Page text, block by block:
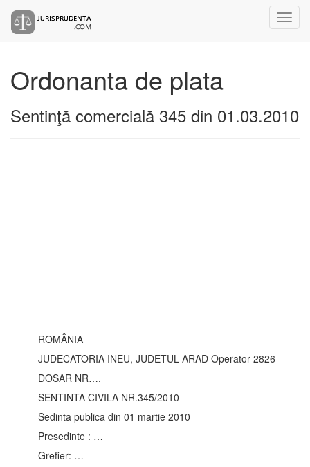
Ordonanta de plata
Sentinţă comercială 345 din 01.03.2010
ROMÂNIA
JUDECATORIA INEU, JUDETUL ARAD Operator 2826
DOSAR NR….
SENTINTA CIVILA NR.345/2010
Sedinta publica din 01 martie 2010
Presedinte : …
Grefier: …